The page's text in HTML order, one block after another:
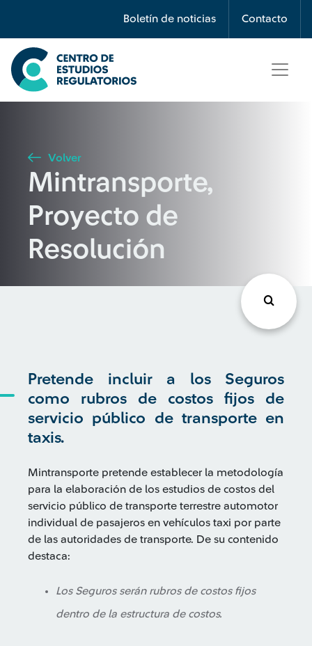
Boletín de noticias Contacto
Búsqueda
Seleccione país
Buscar
Volver
Mintransporte,
Proyecto de
Resolución
Pretende incluir a los Seguros
como rubros de costos fijos de
servicio público de transporte en
taxis.
Mintransporte pretende establecer la metodología
para la elaboración de los estudios de costos del
servicio público de transporte terrestre automotor
individual de pasajeros en vehículos taxi por parte
de las autoridades de transporte. De su contenido
destaca:
Los Seguros serán rubros de costos fijos
dentro de la estructura de costos.